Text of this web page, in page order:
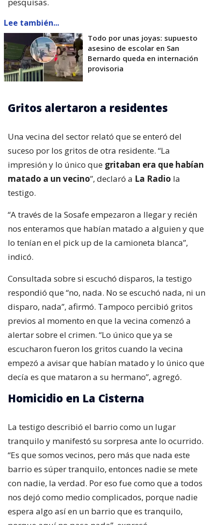
Lee también...
Todo por unas joyas: supuesto
asesino de escolar en San
Bernardo queda en internación
provisoria
Gritos alertaron a residentes
Una vecina del sector relató que se enteró del
suceso por los gritos de otra residente. “La
impresión y lo único que gritaban era que habían
matado a un vecino”, declaró a La Radio la
testigo.
“A través de la Sosafe empezaron a llegar y recién
nos enteramos que habían matado a alguien y que
lo tenían en el pick up de la camioneta blanca”,
indicó.
Consultada sobre si escuchó disparos, la testigo
respondió que “no, nada. No se escuchó nada, ni un
disparo, nada”, afirmó. Tampoco percibió gritos
previos al momento en que la vecina comenzó a
alertar sobre el crimen. “Lo único que ya se
escucharon fueron los gritos cuando la vecina
empezó a avisar que habían matado y lo único que
decía es que mataron a su hermano”, agregó.
Homicidio en La Cisterna
La testigo describió el barrio como un lugar
tranquilo y manifestó su sorpresa ante lo ocurrido.
“Es que somos vecinos, pero más que nada este
barrio es súper tranquilo, entonces nadie se mete
con nadie, la verdad. Por eso fue como que a todos
nos dejó como medio complicados, porque nadie
espera algo así en un barrio que es tranquilo,